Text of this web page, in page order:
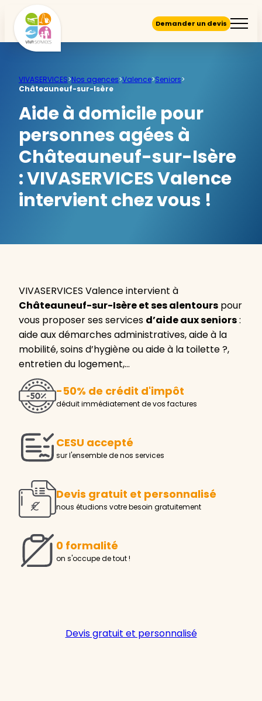
Demander un devis
VIVASERVICES>Nos agences>Valence>Seniors>
Châteauneuf-sur-Isère
Aide à domicile pour
personnes agées à
Châteauneuf-sur-Isère
:VIVASERVICES Valence
intervient chez vous !
VIVASERVICES Valence intervient à
Châteauneuf-sur-Isère et ses alentours pour
vous proposer ses services d’aide aux seniors:
aide aux démarches administratives, aide à la
mobilité, soins d’hygiène ou aide à la toilette ?,
entretien du logement,…
-50% de crédit d'impôt
déduit immédiatement de vos factures
CESU accepté
sur l'ensemble de nos services
Devis gratuit et personnalisé
nous étudions votre besoin gratuitement
0 formalité
on s'occupe de tout !
Devis gratuit et personnalisé